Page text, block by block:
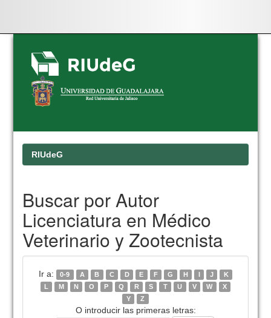
Skip
navigation
RIUdeG
Buscar por Autor
Licenciatura en Médico
Veterinario y Zootecnista
Ir a: 0-9 A B C D E F G H I J
K
L
M N O P Q R S T U V W
X
Y
Z
O introducir las primeras letras: